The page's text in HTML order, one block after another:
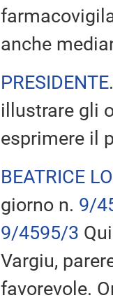
anche
PRESIDENTE
illustrare gli
esprimere il
BEATRICE
giorno n. 9/
9/4595/3
Vargiu,
favorevole.